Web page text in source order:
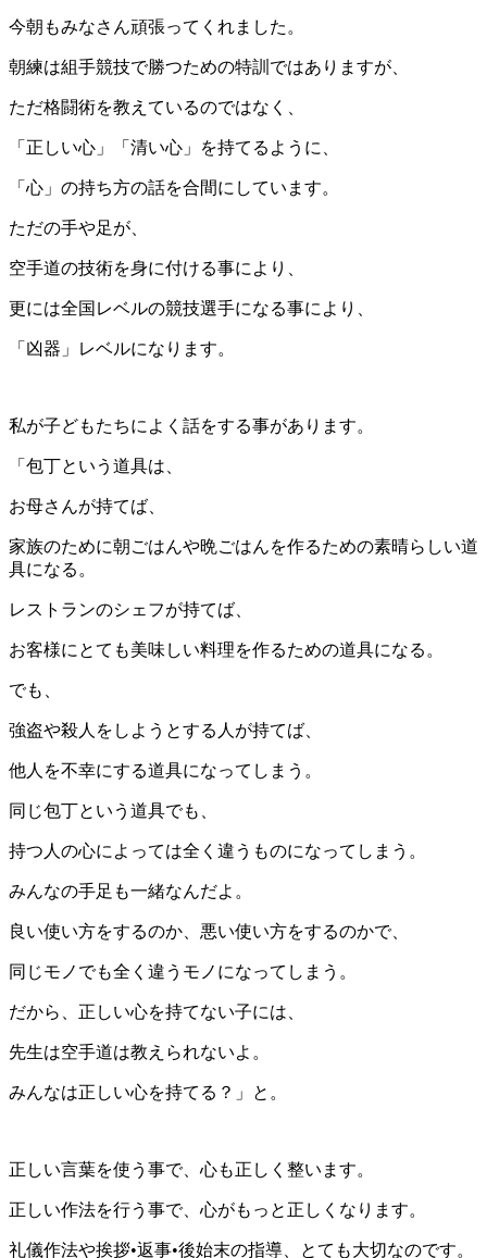
今朝もみなさん頑張ってくれました。
朝練は組手競技で勝つための特訓ではありますが、
ただ格闘術を教えているのではなく、
「正しい心」「清い心」を持てるように、
「心」の持ち方の話を合間にしています。
ただの手や足が、
空手道の技術を身に付ける事により、
更には全国レベルの競技選手になる事により、
「凶器」レベルになります。
私が子どもたちによく話をする事があります。
「包丁という道具は、
お母さんが持てば、
家族のために朝ごはんや晩ごはんを作るための素晴らしい道
具になる。
レストランのシェフが持てば、
お客様にとても美味しい料理を作るための道具になる。
でも、
強盗や殺人をしようとする人が持てば、
他人を不幸にする道具になってしまう。
同じ包丁という道具でも、
持つ人の心によっては全く違うものになってしまう。
みんなの手足も一緒なんだよ。
良い使い方をするのか、悪い使い方をするのかで、
同じモノでも全く違うモノになってしまう。
だから、正しい心を持てない子には、
先生は空手道は教えられないよ。
みんなは正しい心を持てる？」と。
正しい言葉を使う事で、心も正しく整います。
正しい作法を行う事で、心がもっと正しくなります。
礼儀作法や挨拶•返事•後始末の指導、とても大切なのです。